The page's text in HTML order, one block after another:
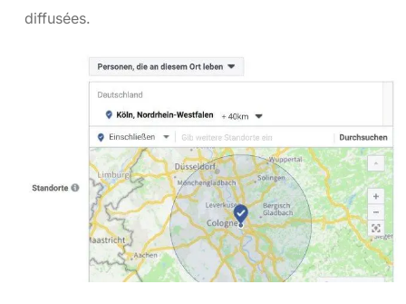
diffusées.